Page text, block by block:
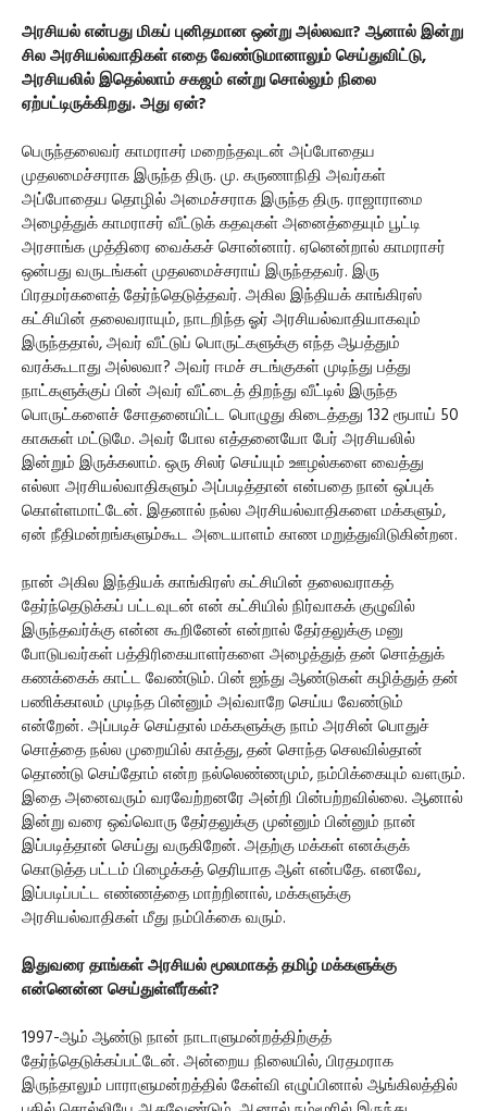
அரசியல் என்பது மிகப் புனிதமான ஒன்று அல்லவா? ஆனால் இன்று
சில அரசியல்வாதிகள் எதை வேண்டுமானாலும் செய்துவிட்டு,
அரசியலில் இதெல்லாம் சகஜம் என்று சொல்லும் நிலை
ஏற்பட்டிருக்கிறது. அது ஏன்?
பெருந்தலைவர் காமராசர் மறைந்தவுடன் அப்போதைய
முதலமைச்சராக இருந்த திரு. மு. கருணாநிதி அவர்கள்
அப்போதைய தொழில் அமைச்சராக இருந்த திரு. ராஜாராமை
அழைத்துக் காமராசர் வீட்டுக் கதவுகள் அனைத்தையும் பூட்டி
அரசாங்க முத்திரை வைக்கச் சொன்னார். ஏனென்றால் காமராசர்
ஒன்பது வருடங்கள் முதலமைச்சராய் இருந்ததவர். இரு
பிரதமர்களைத் தேர்ந்தெடுத்தவர். அகில இந்தியக் காங்கிரஸ்
கட்சியின் தலைவராயும், நாடறிந்த ஓர் அரசியல்வாதியாகவும்
இருந்ததால், அவர் வீட்டுப் பொருட்களுக்கு எந்த ஆபத்தும்
வரக்கூடாது அல்லவா? அவர் ஈமச் சடங்குகள் முடிந்து பத்து
நாட்களுக்குப் பின் அவர் வீட்டைத் திறந்து வீட்டில் இருந்த
பொருட்களைச் சோதனையிட்ட பொழுது கிடைத்தது 132 ரூபாய் 50
காசுகள் மட்டுமே. அவர் போல எத்தனையோ பேர் அரசியலில்
இன்றும் இருக்கலாம். ஒரு சிலர் செய்யும் ஊழல்களை வைத்து
எல்லா அரசியல்வாதிகளும் அப்படித்தான் என்பதை நான் ஒப்புக்
கொள்ளமாட்டேன். இதனால் நல்ல அரசியல்வாதிகளை மக்களும்,
ஏன் நீதிமன்றங்களும்கூட அடையாளம் காண மறுத்துவிடுகின்றன.
நான் அகில இந்தியக் காங்கிரஸ் கட்சியின் தலைவராகத்
தேர்ந்தெடுக்கப் பட்டவுடன் என் கட்சியில் நிர்வாகக் குழுவில்
இருந்தவர்க்கு என்ன கூறினேன் என்றால் தேர்தலுக்கு மனு
போடுபவர்கள் பத்திரிகையாளர்களை அழைத்துத் தன் சொத்துக்
கணக்கைக் காட்ட வேண்டும். பின் ஐந்து ஆண்டுகள் கழித்துத் தன்
பணிக்காலம் முடிந்த பின்னும் அவ்வாறே செய்ய வேண்டும்
என்றேன். அப்படிச் செய்தால் மக்களுக்கு நாம் அரசின் பொதுச்
சொத்தை நல்ல முறையில் காத்து, தன் சொந்த செலவில்தான்
தொண்டு செய்தோம் என்ற நல்லெண்ணமும், நம்பிக்கையும் வளரும்.
இதை அனைவரும் வரவேற்றனரே அன்றி பின்பற்றவில்லை. ஆனால்
இன்று வரை ஒவ்வொரு தேர்தலுக்கு முன்னும் பின்னும் நான்
இப்படித்தான் செய்து வருகிறேன். அதற்கு மக்கள் எனக்குக்
கொடுத்த பட்டம் பிழைக்கத் தெரியாத ஆள் என்பதே. எனவே,
இப்படிப்பட்ட எண்ணத்தை மாற்றினால், மக்களுக்கு
அரசியல்வாதிகள் மீது நம்பிக்கை வரும்.
இதுவரை தாங்கள் அரசியல் மூலமாகத் தமிழ் மக்களுக்கு
என்னென்ன செய்துள்ளீர்கள்?
1997-ஆம் ஆண்டு நான் நாடாளுமன்றத்திற்குத்
தேர்ந்தெடுக்கப்பட்டேன். அன்றைய நிலையில், பிரதமராக
இருந்தாலும் பாராளுமன்றத்தில் கேள்வி எழுப்பினால் ஆங்கிலத்தில்